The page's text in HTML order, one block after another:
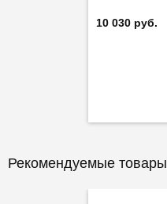
10 030 руб.
Рекомендуемые товары